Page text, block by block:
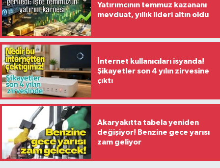
Yatırımcının temmuz kazananı
mevduat, yıllık lideri altın oldu
İnternet kullanıcıları isyanda!
Şikayetler son 4 yılın zirvesine
çıktı
Akaryakıtta tabela yeniden
değişiyor! Benzine gece yarısı
zam geliyor